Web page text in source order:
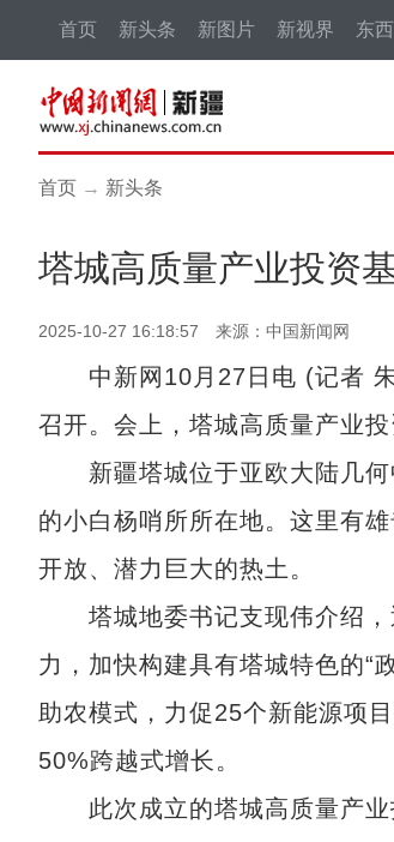
首页 新头条 新图片 新视界 东
首页 → 新头条
塔城高质量产业投资
2025-10-27 16:18:57 来源：中国新闻网
中新网10月27日电 (记者 朱
召开。会上，塔城高质量产业
新疆塔城位于亚欧大陆几何
的小白杨哨所所在地。这里有
开放、潜力巨大的热土。
塔城地委书记支现伟介绍，
力，加快构建具有塔城特色的“
助农模式，力促25个新能源项
50%跨越式增长。
此次成立的塔城高质量产业